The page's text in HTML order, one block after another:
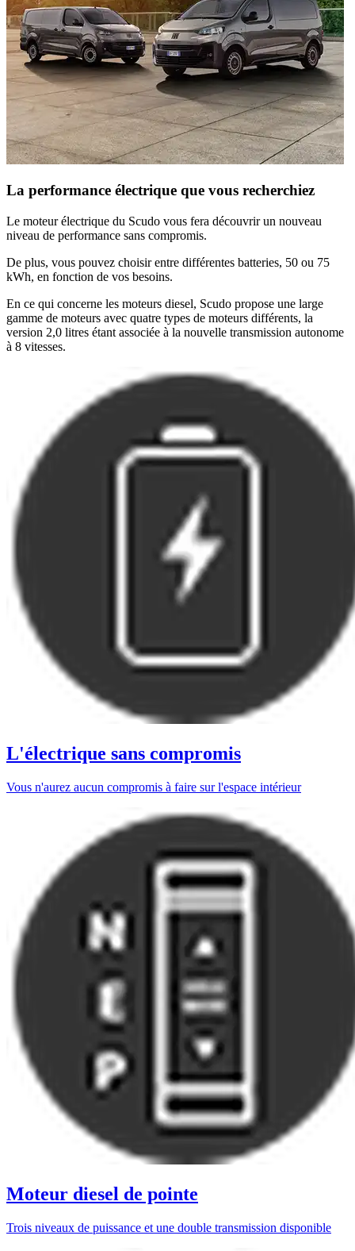
La performance électrique que vous recherchiez
Le moteur électrique du Scudo vous fera découvrir un nouveau
niveau de performance sans compromis.
De plus, vous pouvez choisir entre différentes batteries, 50 ou 75
kWh, en fonction de vos besoins.
En ce qui concerne les moteurs diesel, Scudo propose une large
gamme de moteurs avec quatre types de moteurs différents, la
version 2,0 litres étant associée à la nouvelle transmission autonome
à 8 vitesses.
L'électrique sans compromis
Vous n'aurez aucun compromis à faire sur l'espace intérieur
Moteur diesel de pointe
Trois niveaux de puissance et une double transmission disponible